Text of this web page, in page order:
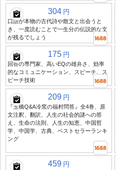
304 円
口語が本物の古代詩や散文と出会うと
き、一度読むことで一生分の伝説的な文
が残るでしょう
175 円
回答の専門家、高いEQの雄弁さ、効率
的なコミュニケーション、スピーチ、ス
ピーチ技術
209 円
『玉橋Q&A冷窯の福村問答』全4巻、原
文注釈、翻訳、人生の社会的謎への答
え、生命の法則、人生の知恵、中国哲
学、中国学、古典、ベストセラーランキ
ング
459 円